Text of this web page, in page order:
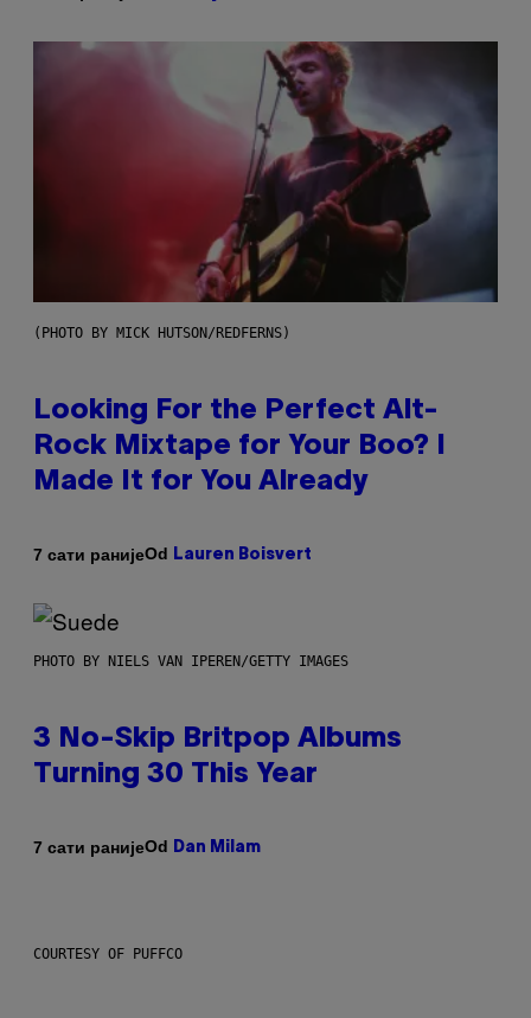
(PHOTO BY MICK HUTSON/REDFERNS)
Looking For the Perfect Alt-
Rock Mixtape for Your Boo? I
Made It for You Already
7 сати ранијеOd Lauren Boisvert
PHOTO BY NIELS VAN IPEREN/GETTY IMAGES
3 No-Skip Britpop Albums
Turning 30 This Year
7 сати ранијеOd Dan Milam
COURTESY OF PUFFCO